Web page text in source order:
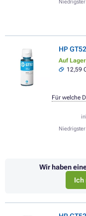
HP
Auf
12,59
Für welche
Wir haben
Ich